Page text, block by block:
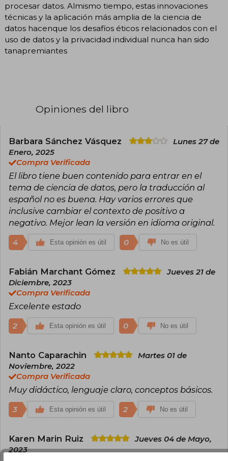
procesar datos. Almismo tiempo, estas innovaciones
técnicas y la aplicación más amplia de la ciencia de
datos hacenque los desafíos éticos relacionados con el
uso de datos y la privacidad individual nunca han sido
tanapremiantes
Opiniones del libro
Barbara Sánchez Vásquez
Lunes 27 de
Enero, 2025
Compra Verificada
El libro tiene buen contenido para entrar en el
tema de ciencia de datos, pero la traducción al
español no es buena. Hay varios errores que
inclusive cambiar el contexto de positivo a
negativo. Mejor lean la versión en idioma original.
4 Esta opinión es útil 0 No es útil
Fabián Marchant Gómez
Jueves 21 de
Diciembre, 2023
Compra Verificada
Excelente estado
2 Esta opinión es útil 0 No es útil
Nanto Caparachin
Martes 01 de
Noviembre, 2022
Compra Verificada
Muy didáctico, lenguaje claro, conceptos básicos.
3 Esta opinión es útil 2 No es útil
Karen Marin Ruiz
Jueves 04 de Mayo,
2023